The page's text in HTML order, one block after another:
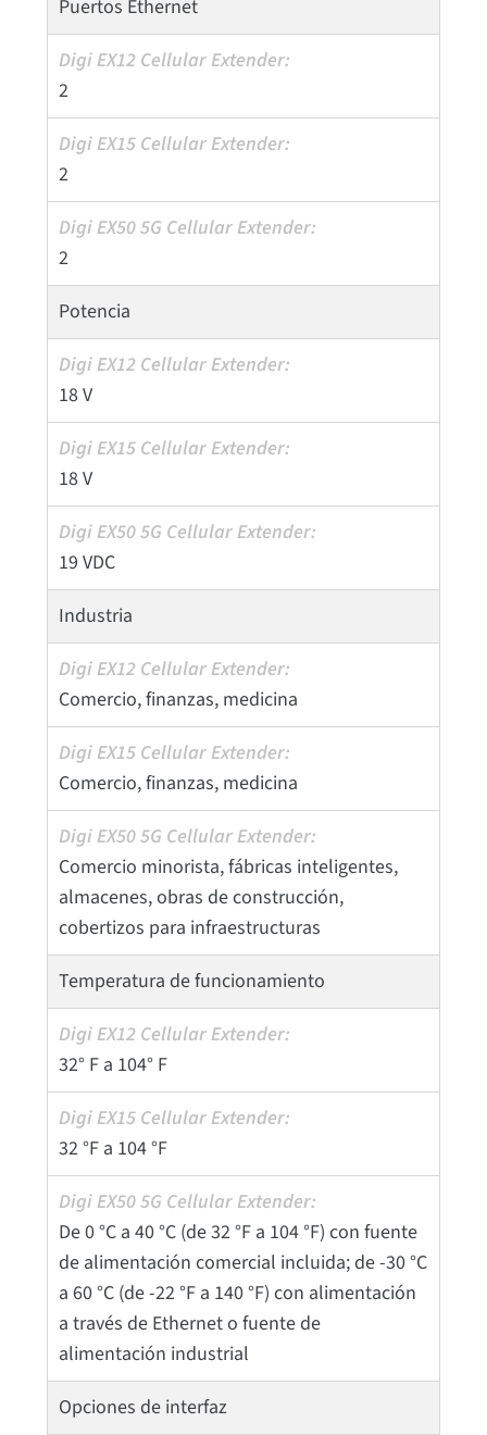
Puertos Ethernet
2
2
2
Potencia
18 V
18 V
19 VDC
Industria
Comercio, finanzas, medicina
Comercio, finanzas, medicina
Comercio minorista, fábricas inteligentes,
almacenes, obras de construcción,
cobertizos para infraestructuras
Temperatura de funcionamiento
32° F a 104° F
32 °F a 104 °F
De 0 °C a 40 °C (de 32 °F a 104 °F) con fuente
de alimentación comercial incluida; de -30 °C
a 60 °C (de -22 °F a 140 °F) con alimentación
a través de Ethernet o fuente de
alimentación industrial
Opciones de interfaz